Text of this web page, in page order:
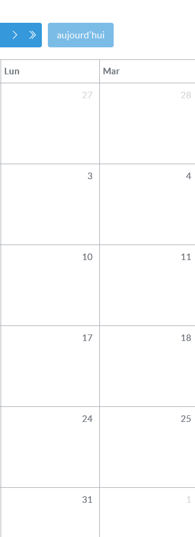
aujourd'hui
Lun Mar
27 28
3 4
10 11
17 18
24 25
31 1